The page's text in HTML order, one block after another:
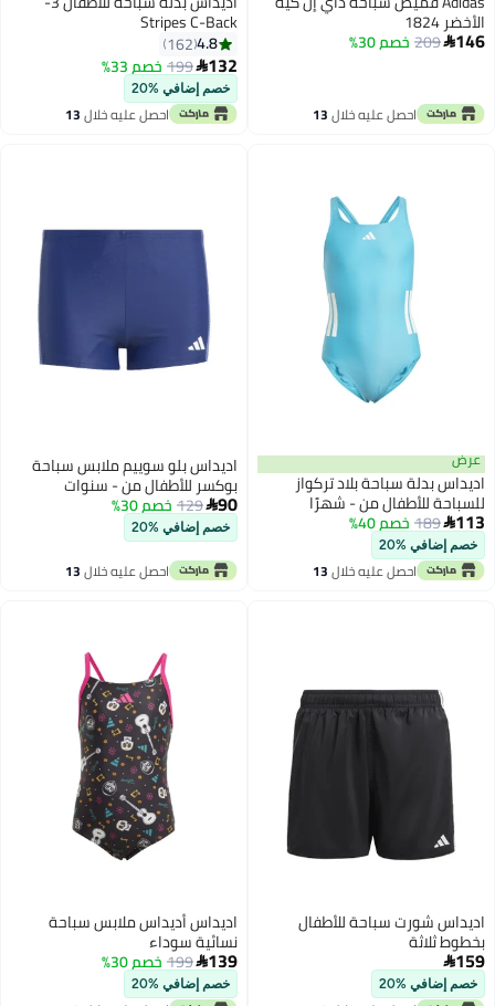
الأخضر 1824
146
209 خصم 30%
احصل عليه خلال13
Stripes C-Back
4.8
162
132
199 خصم 33%
خصم إضافي %20
احصل عليه خلال13
عرض
اديداس بدلة سباحة بلاد تركواز
للسباحة للأطفال من - شهرًا
113
189 خصم 40%
خصم إضافي %20
احصل عليه خلال13
اديداس بلو سوييم ملابس سباحة
بوكسر للأطفال من - سنوات
90
129 خصم 30%
خصم إضافي %20
احصل عليه خلال13
اديداس شورت سباحة للأطفال
بخطوط ثلاثة
159
خصم إضافي %20
اديداس أديداس ملابس سباحة
نسائية سوداء
139
199 خصم 30%
خصم إضافي %20